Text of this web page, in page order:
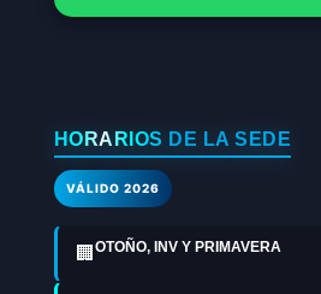
HORARIOS DE LA SEDE
VÁLIDO 2026
🏢OTOÑO, INV Y PRIMAVERA